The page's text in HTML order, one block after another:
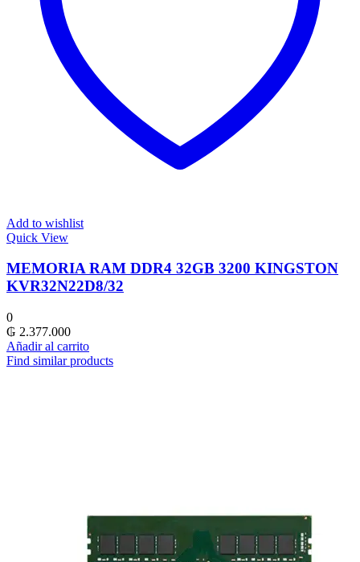
Add to wishlist
Quick View
MEMORIA RAM DDR4 32GB 3200 KINGSTON
KVR32N22D8/32
0
₲ 2.377.000
Añadir al carrito
Find similar products